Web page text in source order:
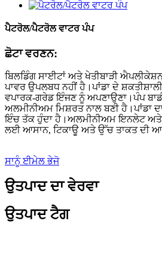
ਪੈਟਰੋਲ/ਪੈਟਰੋਲ ਵਾਟਰ ਪੰਪ
ਛੋਟਾ ਵਰਣਨ:
ਬਿਲਡਿੰਗ ਸਾਈਟਾਂ ਅਤੇ ਖੇਤੀਬਾੜੀ
ਪਾਵਰ ਉਪਲਬਧ ਨਹੀਂ ਹੈ।ਪਾਂਡਾ ਦੇ
ਵਪਾਰਕ-ਗਰੇਡ ਇੰਜਣ ਨੂੰ ਅਪਣਾਉਣਾ।ਪੰਪ
ਅਲਮੀਨੀਅਮ ਮਿਸ਼ਰਤ ਨਾਲ ਬਣੀ ਹੈ।ਪਾਂਡਾ
ਇੰਚ ਤੱਕ ਹੁੰਦਾ ਹੈ।ਅਲਮੀਨੀਅਮ ਇਨਲੇਟ
ਲਈ ਆਸਾਨ, ਟਿਕਾਊ ਅਤੇ ਉੱਚ ਤਾਕਤ ਦੀ
ਸਾਨੂੰ ਈਮੇਲ ਭੇਜੋ
ਉਤਪਾਦ ਦਾ ਵੇਰਵਾ
ਉਤਪਾਦ ਟੈਗ